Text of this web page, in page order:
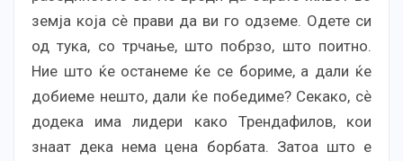
земја која сѐ прави да ви го одземе. Одете си
од тука, со трчање, што побрзо, што поитно.
Ние што ќе останеме ќе се бориме, а дали ќе
добиеме нешто, дали ќе победиме? Секако, сѐ
додека има лидери како Трендафилов, кои
знаат дека нема цена борбата. Затоа што е